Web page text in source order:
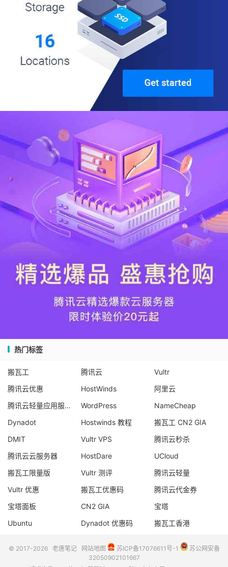
热门标签
搬瓦工 腾讯云
Vultr
腾讯云优惠
HostWinds
阿里云
腾讯云轻量应用服务器
WordPress
NameCheap
Dynadot
Hostwinds 教程
搬瓦工 CN2 GIA
DMIT
Vultr VPS
腾讯云秒杀
腾讯云云服务器
HostDare
UCloud
搬瓦工限量版
Vultr 测评
腾讯云轻量
Vultr 优惠
搬瓦工优惠码
腾讯云代金券
宝塔面板
CN2 GIA
宝塔
Ubuntu
Dynadot 优惠码 搬瓦工香港
© 2017-2026 老唐笔记 网站地图 苏ICP备17076611号-1
苏公网安备
32050902101667